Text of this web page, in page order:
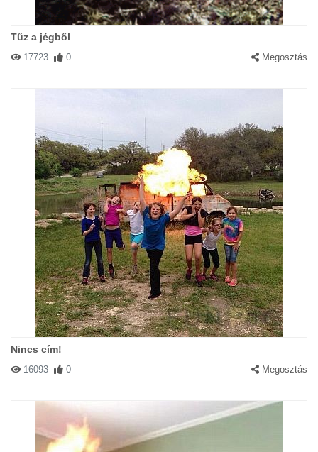
Tűz a jégből
17723 0 Megosztás
Nincs cím!
16093 0 Megosztás